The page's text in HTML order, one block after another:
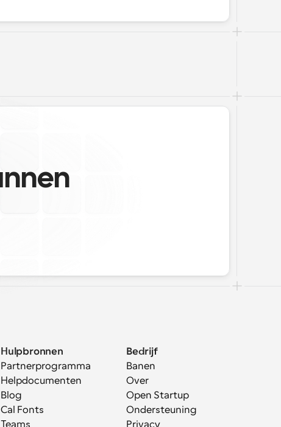
Hulpbronnen
Partnerprogramma
Helpdocumenten
Blog
Cal Fonts
Teams
Bedrijf
Banen
Over
Open Startup
Ondersteuning
Privacy